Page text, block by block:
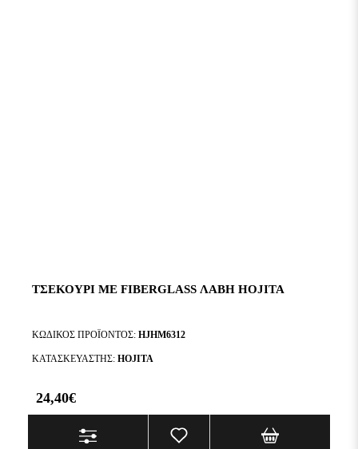
ΤΣΕΚΟΎΡΙ ΜΕ FIBERGLASS ΛΑΒΉ HOJITA
ΚΩΔΙΚΌΣ ΠΡΟΪΌΝΤΟΣ: HJHM6312
ΚΑΤΑΣΚΕΥΑΣΤΉΣ: HOJITA
24,40€